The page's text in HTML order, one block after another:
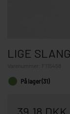
LIGE
F115458
På lager (31)